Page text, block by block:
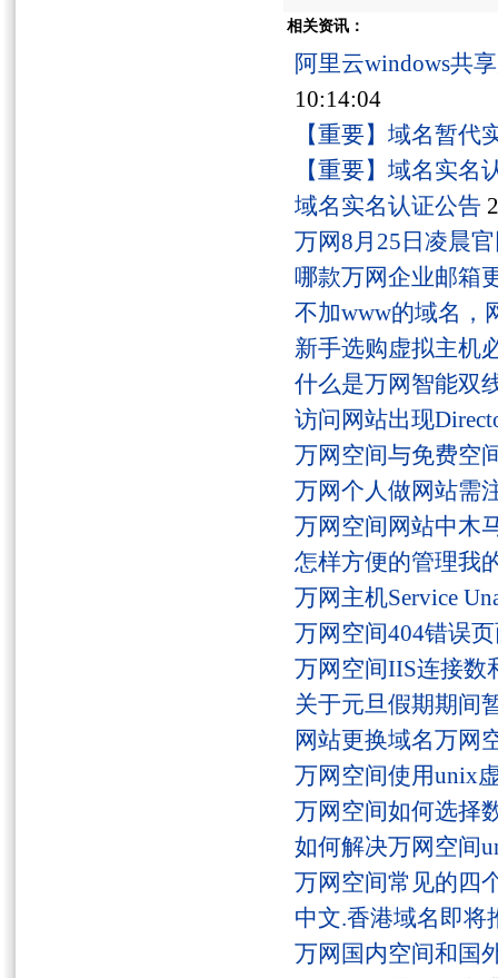
相关资讯：
阿里云windows共
10:14:04
【重要】域名暂代
【重要】域名实名
域名实名认证公告
万网8月25日凌晨
哪款万网企业邮箱
不加www的域名，
新手选购虚拟主机
什么是万网智能双
访问网站出现
万网空间与免费空
万网个人做网站需
万网空间网站中木
怎样方便的管理我
万网主机Service
万网空间404错误
万网空间IIS连接数
关于元旦假期期间
网站更换域名万网
万网空间使用unix
万网空间如何选择
如何解决万网空间
万网空间常见的四
中文.香港域名即将
万网国内空间和国